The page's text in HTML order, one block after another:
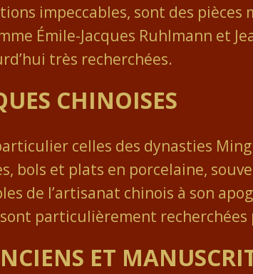
impeccables, sont des pièces
Émile-Jacques Ruhlmann et
très recherchées.
CHINOISES
celles des dynasties
bols et plats en porcelaine,
de l’artisanat chinois à son
particulièrement
ET